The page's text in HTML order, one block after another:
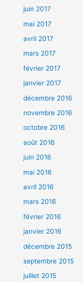
juin 2017
mai 2017
avril 2017
mars 2017
février 2017
janvier 2017
décembre 2016
novembre 2016
octobre 2016
août 2016
juin 2016
mai 2016
avril 2016
mars 2016
février 2016
janvier 2016
décembre 2015
septembre 2015
juillet 2015